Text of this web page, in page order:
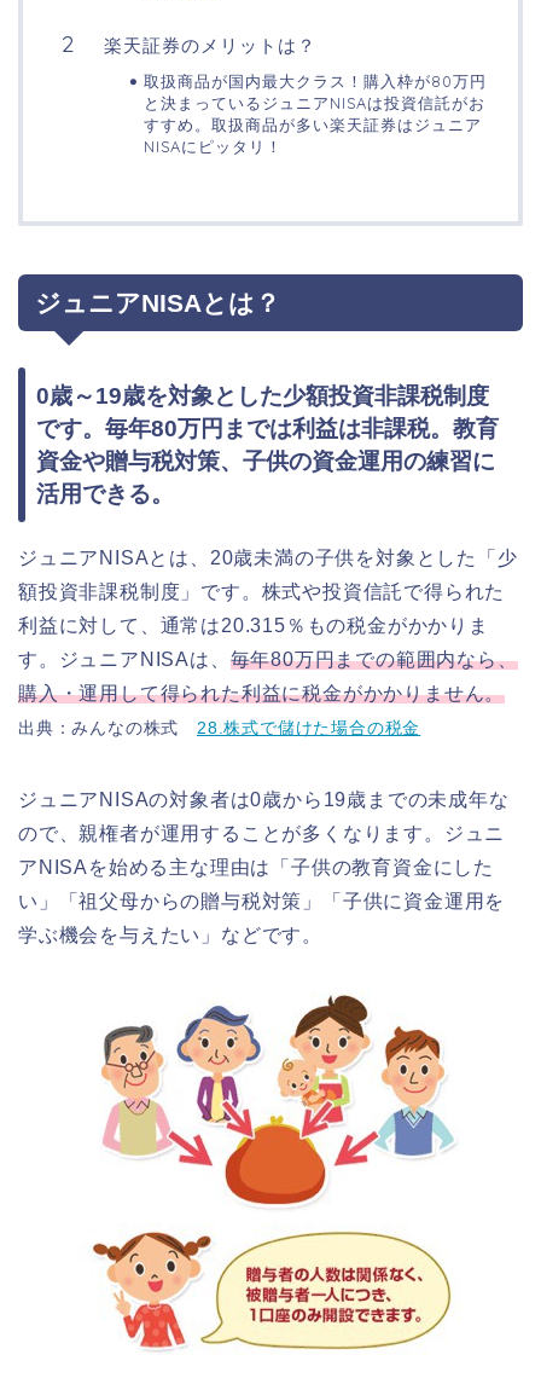
楽天証券のメリットは？
取扱商品が国内最大クラス！購入枠が80万円
と決まっているジュニアNISAは投資信託がお
すすめ。取扱商品が多い楽天証券はジュニア
NISAにピッタリ！
ジュニアNISAとは？
0歳～19歳を対象とした少額投資非課税制度
です。毎年80万円までは利益は非課税。教育
資金や贈与税対策、子供の資金運用の練習に
活用できる。
ジュニアNISAとは、20歳未満の子供を対象とした「少
額投資非課税制度」です。株式や投資信託で得られた
利益に対して、通常は20.315％もの税金がかかりま
す。ジュニアNISAは、 毎年80万円までの範囲内なら、
購入・運用して得られた利益に税金がかかりません。
出典：みんなの株式 28.株式で儲けた場合の税金
ジュニアNISAの対象者は0歳から19歳までの未成年な
ので、親権者が運用することが多くなります。ジュニ
アNISAを始める主な理由は「子供の教育資金にした
い」「祖父母からの贈与税対策」「子供に資金運用を
学ぶ機会を与えたい」などです。